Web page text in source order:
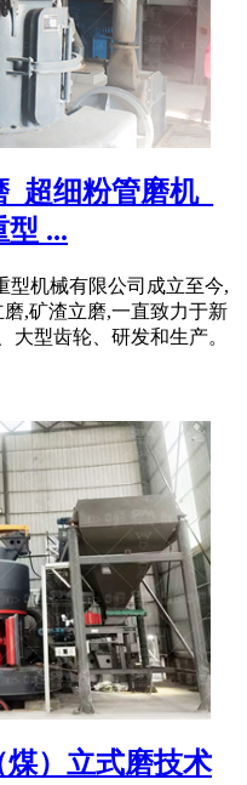
超细粉管磨机_
型 ...
型机械有限公司成立至今,
,矿渣立磨,一直致力于新
大型齿轮、研发和生产。
煤）立式磨技术